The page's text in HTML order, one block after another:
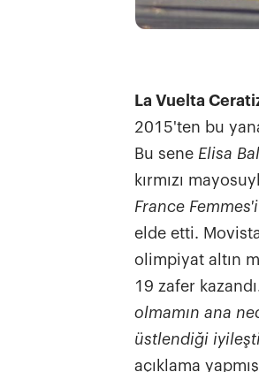
La Vuelta
2015'ten bu
Bu sene Elisa
kırmızı
France Femmes'i
elde etti.
olimpiyat altın
19 zafer
olmamın ana
üstlendiği
açıklama